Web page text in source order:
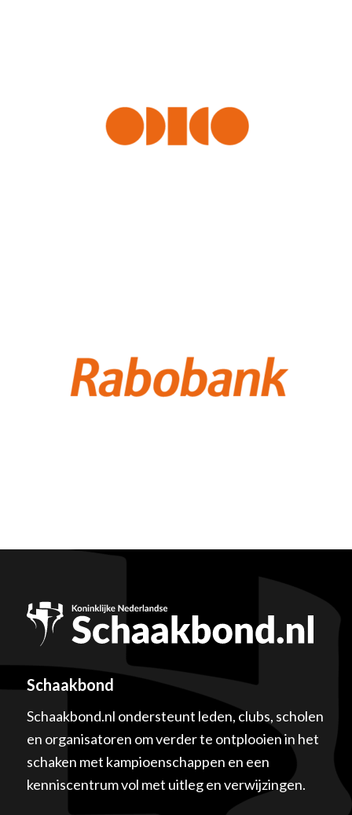
Schaakbond
Schaakbond.nl ondersteunt leden, clubs, scholen
en organisatoren om verder te ontplooien in het
schaken met kampioenschappen en een
kenniscentrum vol met uitleg en verwijzingen.